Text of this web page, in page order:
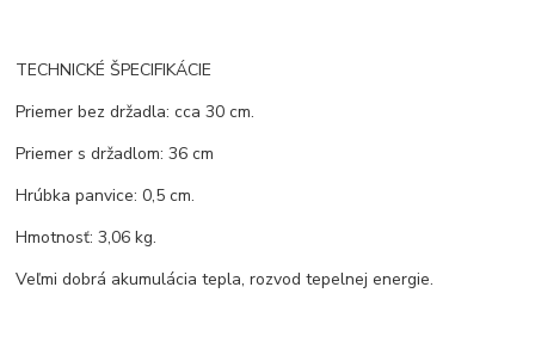
TECHNICKÉ ŠPECIFIKÁCIE
Priemer bez držadla: cca 30 cm.
Priemer s držadlom: 36 cm
Hrúbka panvice: 0,5 cm.
Hmotnosť: 3,06 kg.
Veľmi dobrá akumulácia tepla, rozvod tepelnej energie.